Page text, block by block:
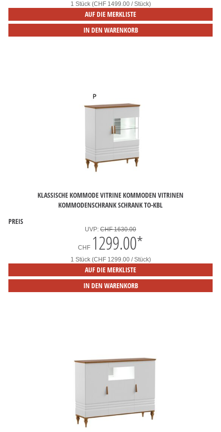
1 Stück (CHF 1499.00 / Stück)
AUF DIE MERKLISTE
IN DEN WARENKORB
KLASSISCHE KOMMODE VITRINE KOMMODEN VITRINEN
KOMMODENSCHRANK SCHRANK TO-KBL
PREIS
UVP: CHF 1630.00
CHF 1299.00*
1 Stück (CHF 1299.00 / Stück)
AUF DIE MERKLISTE
IN DEN WARENKORB